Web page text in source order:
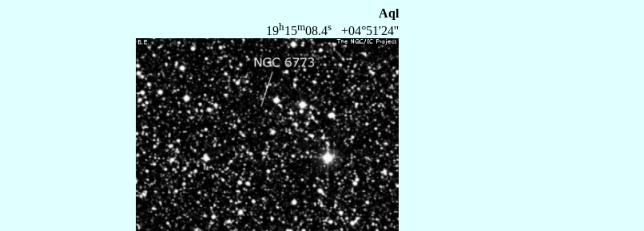
Aql
19h15m08.4s +04°51'24''